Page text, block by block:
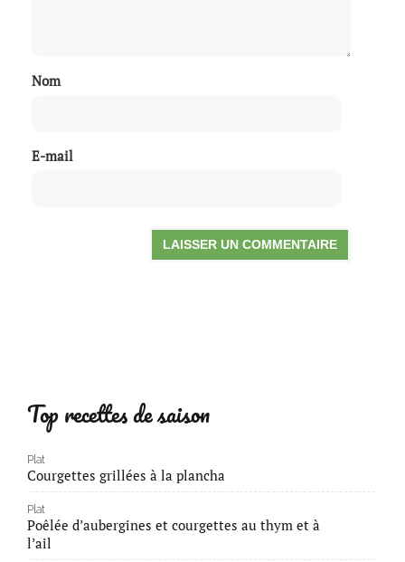
Nom
E-mail
Top recettes de saison
Plat
Courgettes grillées à la plancha
Plat
Poêlée d’aubergines et courgettes au thym et à
l’ail